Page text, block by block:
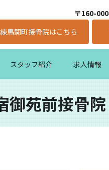
〒160-
練馬関町接骨院はこちら
スタッフ紹介 求人情報
御苑前接骨院